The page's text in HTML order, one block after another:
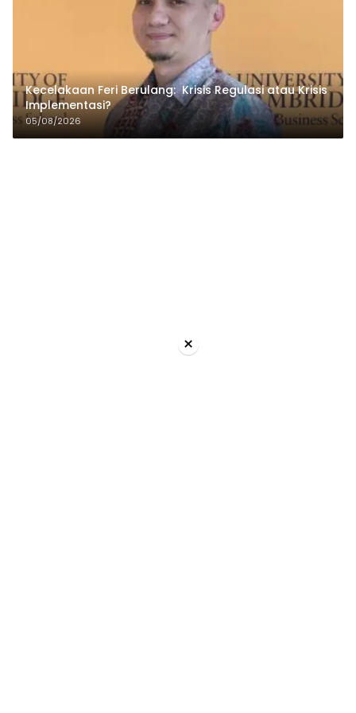
Kecelakaan Feri Berulang: Krisis Regulasi atau Krisis
Implementasi?
05/08/2026
×